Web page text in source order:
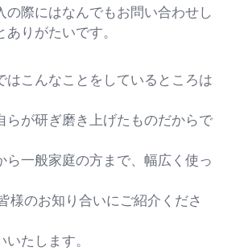
の際にはなんでもお問い合わせし
りがたいです。
はこんなことをしているところは
らが研ぎ磨き上げたものだからで
ら一般家庭の方まで、幅広く使っ
様のお知り合いにご紹介くださ
たします。